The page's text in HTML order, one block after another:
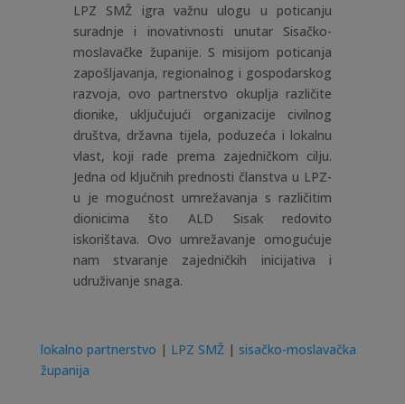
LPZ SMŽ igra važnu ulogu u poticanju
suradnje i inovativnosti unutar Sisačko-
moslavačke županije. S misijom poticanja
zapošljavanja, regionalnog i gospodarskog
razvoja, ovo partnerstvo okuplja različite
dionike, uključujući organizacije civilnog
društva, državna tijela, poduzeća i lokalnu
vlast, koji rade prema zajedničkom cilju.
Jedna od ključnih prednosti članstva u LPZ-
u je mogućnost umrežavanja s različitim
dionicima što ALD Sisak redovito
iskorištava. Ovo umrežavanje omogućuje
nam stvaranje zajedničkih inicijativa i
udruživanje snaga.
lokalno partnerstvo | LPZ SMŽ| sisačko-moslavačka
županija